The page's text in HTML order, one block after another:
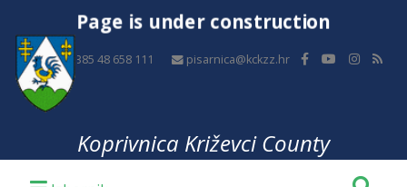
Page is under construction
+385 48 658 111 pisarnica@kckzz.hr
Koprivnica Križevci County